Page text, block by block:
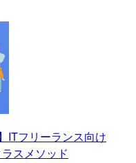
ITフリーランス向け
スメソッド